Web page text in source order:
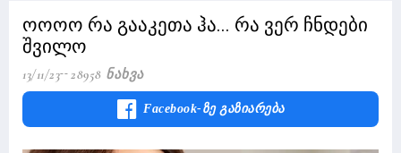
ოოოო რა გააკეთა ჰა... რა ვერ ჩნდები
შვილო
13/11/23 28958 Ნახვა
Facebook-Ზე Გაზიარება